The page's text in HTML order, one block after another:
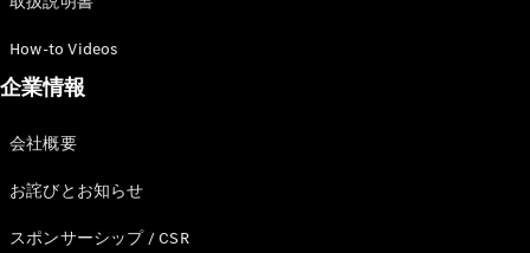
How-to Videos
企業情報
会社概要
お詫びとお知らせ
スポンサーシップ / CSR